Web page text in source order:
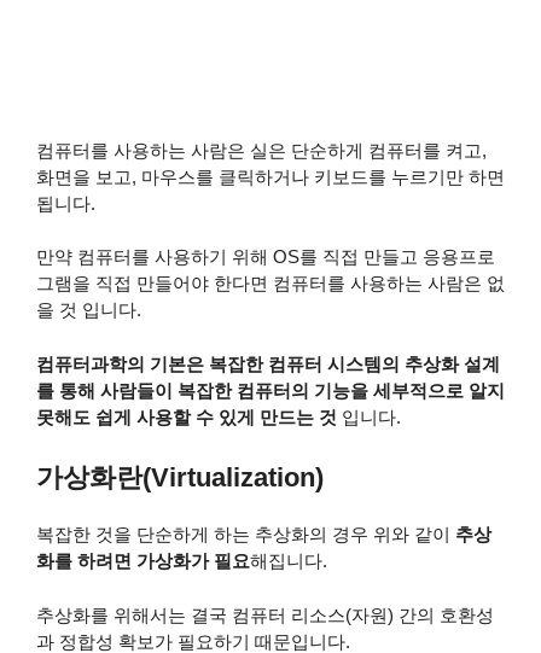
컴퓨터를 사용하는 사람은 실은 단순하게 컴퓨터를 켜고,
화면을 보고, 마우스를 클릭하거나 키보드를 누르기만 하면
됩니다.
만약 컴퓨터를 사용하기 위해 OS를 직접 만들고 응용프로
그램을 직접 만들어야 한다면 컴퓨터를 사용하는 사람은 없
을 것 입니다.
컴퓨터과학의 기본은 복잡한 컴퓨터 시스템의 추상화 설계
를 통해 사람들이 복잡한 컴퓨터의 기능을 세부적으로 알지
못해도 쉽게 사용할 수 있게 만드는 것 입니다.
가상화란(Virtualization)
복잡한 것을 단순하게 하는 추상화의 경우 위와 같이 추상
화를 하려면 가상화가 필요해집니다.
추상화를 위해서는 결국 컴퓨터 리소스(자원) 간의 호환성
과 정합성 확보가 필요하기 때문입니다.